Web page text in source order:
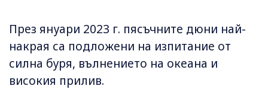
През януари 2023 г. пясъчните дюни най-
накрая са подложени на изпитание от
силна буря, вълнението на океана и
високия прилив.